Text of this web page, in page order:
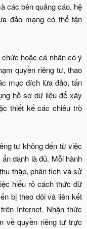
các bên quảng cáo, hệ
đảo mạng có thể tận
hoặc cá nhân có ý
quyền riêng tư, thao
mục đích lừa đảo, tấn
hồ sơ dữ liệu để xây
thiết kế các chiêu trò
tư không đến từ việc
danh là đủ. Mỗi hành
thập, phân tích và sử
hiểu rõ cách thức dữ
bị theo dõi và liên kết
Internet. Nhận thức
về quyền riêng tư trực